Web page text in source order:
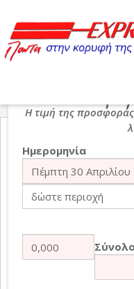
Βρίσκεστε εδώ:
Η τιμή της προσφοράς
Ημερομηνία
Σύνολο